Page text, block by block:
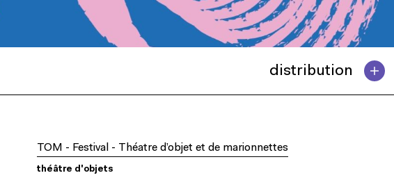
distribution
TOM - Festival - Théatre d’objet et de marionnettes
théâtre d'objets